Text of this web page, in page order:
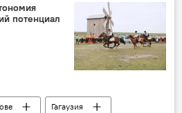
потенциал
Гагаузия